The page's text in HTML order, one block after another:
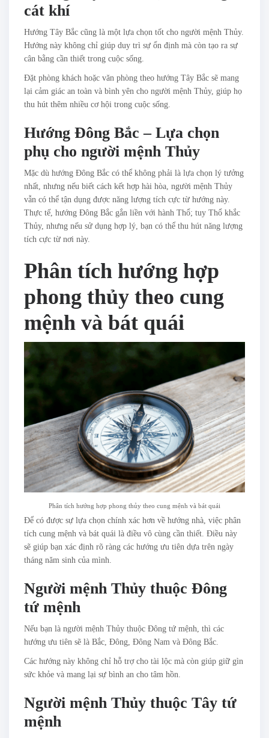
cát khí
Hướng Tây Bắc cũng là một lựa chọn tốt cho người mệnh Thủy.
Hướng này không chỉ giúp duy trì sự ổn định mà còn tạo ra sự
cân bằng cần thiết trong cuộc sống.
Đặt phòng khách hoặc văn phòng theo hướng Tây Bắc sẽ mang
lại cảm giác an toàn và bình yên cho người mệnh Thủy, giúp họ
thu hút thêm nhiều cơ hội trong cuộc sống.
Hướng Đông Bắc – Lựa chọn
phụ cho người mệnh Thủy
Mặc dù hướng Đông Bắc có thể không phải là lựa chọn lý tưởng
nhất, nhưng nếu biết cách kết hợp hài hòa, người mệnh Thủy
vẫn có thể tận dụng được năng lượng tích cực từ hướng này.
Thực tế, hướng Đông Bắc gắn liền với hành Thổ; tuy Thổ khắc
Thủy, nhưng nếu sử dụng hợp lý, bạn có thể thu hút năng lượng
tích cực từ nơi này.
Phân tích hướng hợp
phong thủy theo cung
mệnh và bát quái
Phân tích hướng hợp phong thủy theo cung mệnh và bát quái
Để có được sự lựa chọn chính xác hơn về hướng nhà, việc phân
tích cung mệnh và bát quái là điều vô cùng cần thiết. Điều này
sẽ giúp bạn xác định rõ ràng các hướng ưu tiên dựa trên ngày
tháng năm sinh của mình.
Người mệnh Thủy thuộc Đông
tứ mệnh
Nếu bạn là người mệnh Thủy thuộc Đông tứ mệnh, thì các
hướng ưu tiên sẽ là Bắc, Đông, Đông Nam và Đông Bắc.
Các hướng này không chỉ hỗ trợ cho tài lộc mà còn giúp giữ gìn
sức khỏe và mang lại sự bình an cho tâm hồn.
Người mệnh Thủy thuộc Tây tứ
mệnh